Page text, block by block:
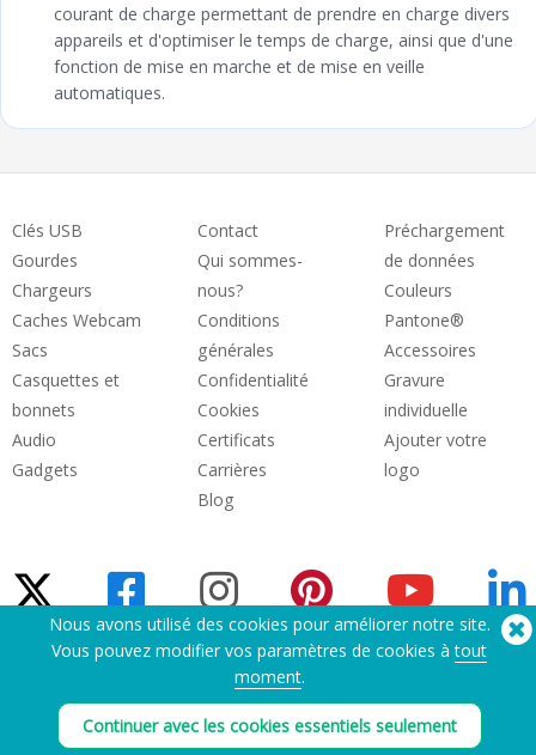
courant de charge permettant de prendre en charge divers
appareils et d'optimiser le temps de charge, ainsi que d'une
fonction de mise en marche et de mise en veille
automatiques.
Clés USB
Gourdes
Chargeurs
Caches Webcam
Sacs
Casquettes et
bonnets
Audio
Gadgets
Contact
Qui sommes-
nous?
Conditions
générales
Confidentialité
Cookies
Certificats
Carrières
Blog
Préchargement
de données
Couleurs
Pantone®
Accessoires
Gravure
individuelle
Ajouter votre
logo
Besoin d'aide? Tel :
Copyright © 2026 Flashbay
Nous avons utilisé des cookies pour améliorer notre site.
Vous pouvez modifier vos paramètres de cookies àtout
moment.
Continuer avec les cookies essentiels seulement